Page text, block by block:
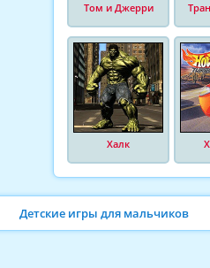
Том и Джерри
Халк
Детские игры для мальчиков